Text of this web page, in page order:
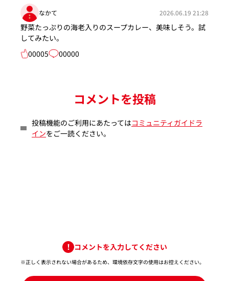
なかて 2026.06.19 21:28
野菜たっぷりの海老入りのスープカレー、美味しそう。試
してみたい。
00005
00000
コメントを投稿
投稿機能のご利用にあたってはコミュニティガイドラ
インをご一読ください。
コメントを入力してください
※正しく表示されない場合があるため、環境依存文字の使用はお控えください。​